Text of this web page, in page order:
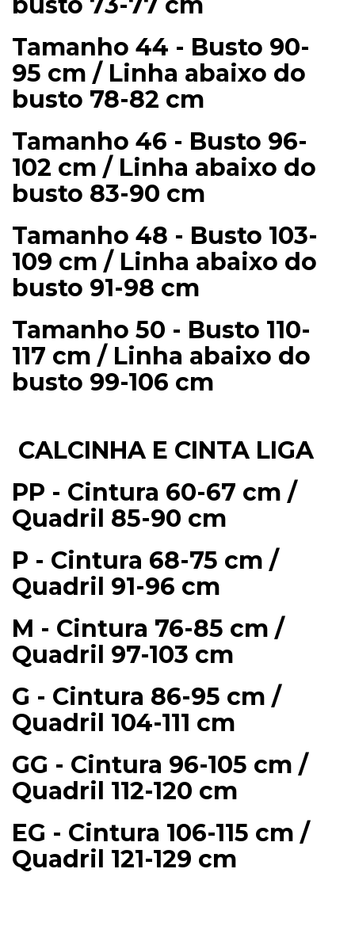
Tamanho 44 - Busto 90-
95 cm / Linha abaixo do
busto 78-82 cm
Tamanho 46 - Busto 96-
102 cm / Linha abaixo do
busto 83-90 cm
Tamanho 48 - Busto 103-
109 cm / Linha abaixo do
busto 91-98 cm
Tamanho 50 - Busto 110-
117 cm / Linha abaixo do
busto 99-106 cm
CALCINHA E CINTA LIGA
PP - Cintura 60-67 cm /
Quadril 85-90 cm
P - Cintura 68-75 cm /
Quadril 91-96 cm
M - Cintura 76-85 cm /
Quadril 97-103 cm
G - Cintura 86-95 cm /
Quadril 104-111 cm
GG - Cintura 96-105 cm /
Quadril 112-120 cm
EG - Cintura 106-115 cm /
Quadril 121-129 cm